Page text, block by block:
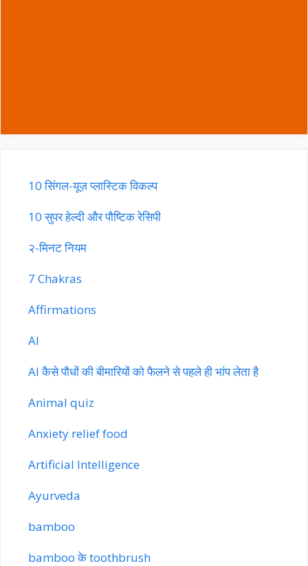
10 सिंगल-यूज़ प्लास्टिक विकल्प
10 सुपर हेल्दी और पौष्टिक रेसिपी
२-मिनट नियम
7 Chakras
Affirmations
AI
AI कैसे पौधों की बीमारियों को फैलने से पहले ही भांप लेता है
Animal quiz
Anxiety relief food
Artificial Intelligence
Ayurveda
bamboo
bamboo के toothbrush